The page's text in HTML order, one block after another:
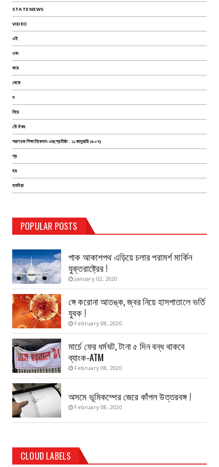
STATE NEWS
VIDEO
এই
এবং
করে
থেকে
ধ
নিয়ে
নৌ ঔষধ
পরাণচক শিক্ষানিকেতন-এর(প্রতিষ্ঠা : ১১ জানুয়ারি ১৯০৭)
প্র
হয়
হলদিয়া
POPULAR POSTS
TEST PAGE
August 14, 2019
পাক আকাশপথ এড়িয়ে চলার পরামর্শ মার্কিন
যুক্তরাষ্ট্রের !
January 02, 2020
ঙ্গে করোনা আতঙ্ক, জ্বর নিয়ে হাসপাতালে ভর্তি
যুবক !
February 08, 2020
মার্চে ফের ধর্মঘট, টানা ৫ দিন বন্ধ থাকবে
ব্যাংক-ATM
February 08, 2020
অসমে ভূমিকম্পের জেরে কাঁপল উত্তরবঙ্গ !
February 08, 2020
CLOUD LABELS